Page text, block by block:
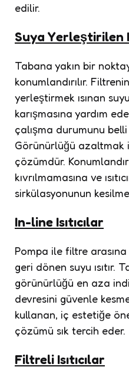
edilir.
Suya Yerleştirilen
Tabana yakın bir
konumlandırılır.
yerleştirmek ısınan
karışmasına yardım
çalışma durumunu belli
Görünürlüğü azaltmak
çözümdür.
kıvrılmamasına ve
sirkülasyonunun
In-line Isıtıcılar
Pompa ile filtre
geri dönen suyu ısıtır.
görünürlüğü en aza
devresini güvenle
kullanan, iç estetiğe
çözümü sık tercih eder.
Filtreli Isıtıcılar